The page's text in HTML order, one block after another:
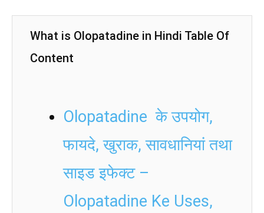
What is Olopatadine in Hindi Table Of
Content
Olopatadine के उपयोग,
फायदे, खुराक, सावधानियां तथा
साइड इफेक्ट –
Olopatadine Ke Uses,